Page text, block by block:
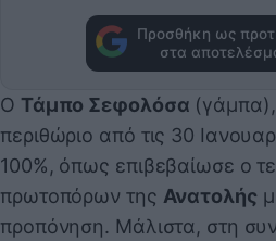
Προσθήκη ως
στα
Ο Τάμπο Σεφολόσα (γάμπα),
περιθώριο από τις 30
100%, όπως επιβεβαίωσε ο
πρωτοπόρων της Ανατολής
προπόνηση. Μάλιστα, στη